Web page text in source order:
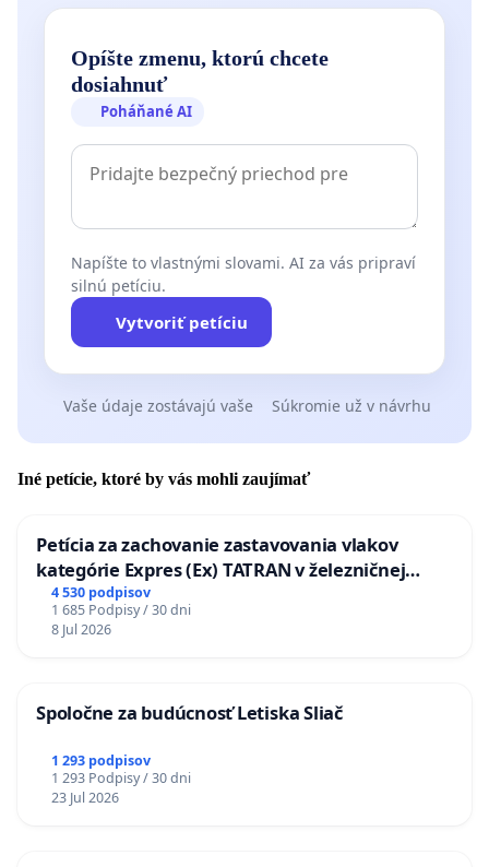
Opíšte zmenu, ktorú chcete
dosiahnuť
Poháňané AI
Napíšte to vlastnými slovami. AI za vás pripraví
silnú petíciu.
Vytvoriť petíciu
Vaše údaje zostávajú vaše Súkromie už v návrhu
Iné petície, ktoré by vás mohli zaujímať
Petícia za zachovanie zastavovania vlakov
kategórie Expres (Ex) TATRAN v železničnej
stanici Púchov
4 530 podpisov
1 685 Podpisy / 30 dni
8 Jul 2026
Spoločne za budúcnosť Letiska Sliač
1 293 podpisov
1 293 Podpisy / 30 dni
23 Jul 2026